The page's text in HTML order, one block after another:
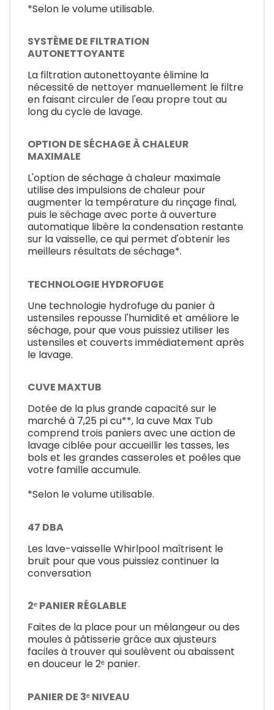
*Selon le volume utilisable.
SYSTÈME DE FILTRATION
AUTONETTOYANTE
La filtration autonettoyante élimine la
nécessité de nettoyer manuellement le filtre
en faisant circuler de l'eau propre tout au
long du cycle de lavage.
OPTION DE SÉCHAGE À CHALEUR
MAXIMALE
L'option de séchage à chaleur maximale
utilise des impulsions de chaleur pour
augmenter la température du rinçage final,
puis le séchage avec porte à ouverture
automatique libère la condensation restante
sur la vaisselle, ce qui permet d'obtenir les
meilleurs résultats de séchage*.
TECHNOLOGIE HYDROFUGE
Une technologie hydrofuge du panier à
ustensiles repousse l'humidité et améliore le
séchage, pour que vous puissiez utiliser les
ustensiles et couverts immédiatement après
le lavage.
CUVE MAXTUB
Dotée de la plus grande capacité sur le
marché à 7,25 pi cu**, la cuve Max Tub
comprend trois paniers avec une action de
lavage ciblée pour accueillir les tasses, les
bols et les grandes casseroles et poêles que
votre famille accumule.
*Selon le volume utilisable.
47 DBA
Les lave-vaisselle Whirlpool maîtrisent le
bruit pour que vous puissiez continuer la
conversation
2ᵉ PANIER RÉGLABLE
Faites de la place pour un mélangeur ou des
moules à pâtisserie grâce aux ajusteurs
faciles à trouver qui soulèvent ou abaissent
en douceur le 2ᵉ panier.
PANIER DE 3ᵉ NIVEAU